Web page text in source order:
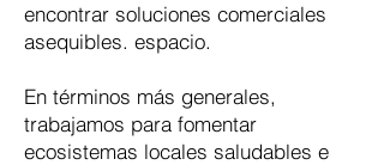
encontrar soluciones comerciales
asequibles. espacio.
En términos más generales,
trabajamos para fomentar
ecosistemas locales saludables e